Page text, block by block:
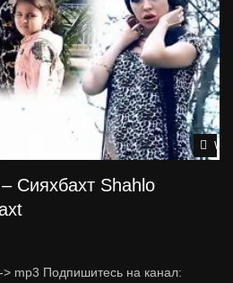
Сияхбахт Shahlo
> mp3 Подпишитесь на канал: